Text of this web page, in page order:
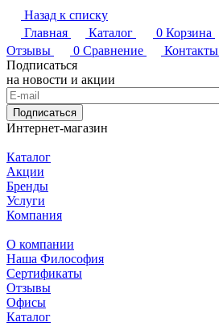
Назад к списку
Главная
Каталог 0 Корзина
Отзывы
0 Сравнение Контакты
Подписаться
на новости и акции
Подписаться
Интернет-магазин
Каталог
Акции
Бренды
Услуги
Компания
О компании
Наша Философия
Сертификаты
Отзывы
Офисы
Каталог